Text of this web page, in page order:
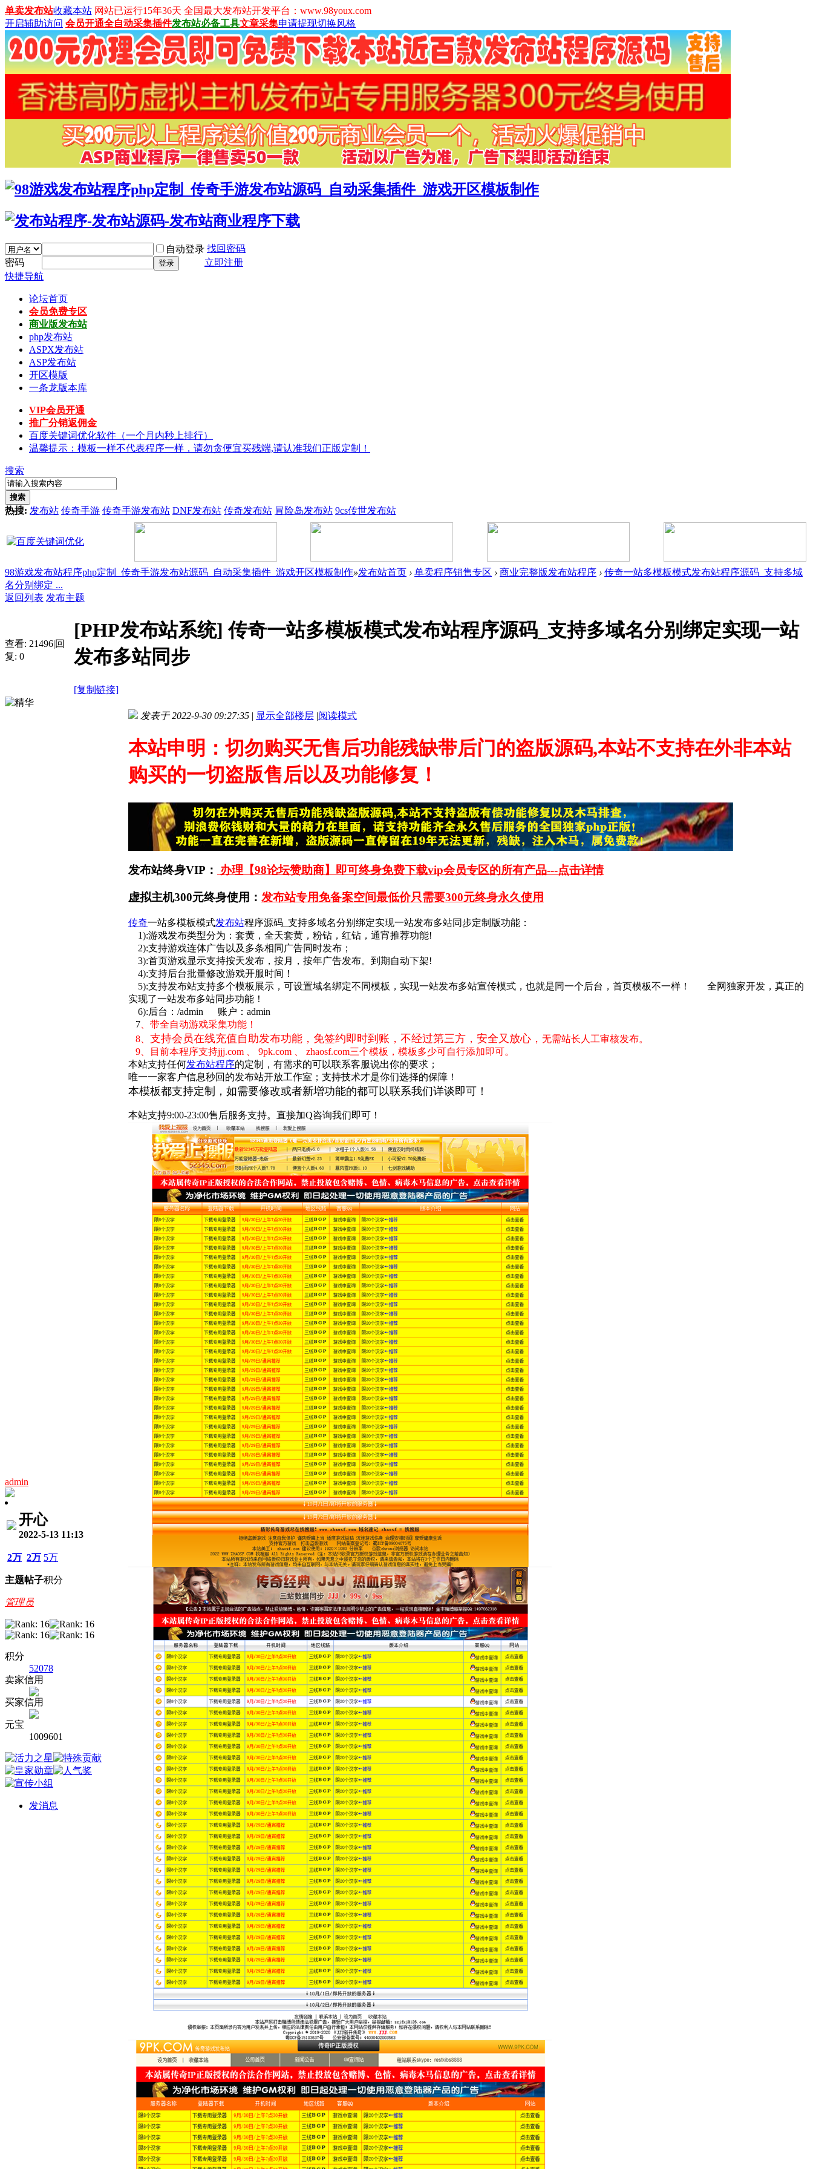
单卖发布站收藏本站 网站已运行15年36天 全国最大发布站开发平台：www.98youx.com
开启辅助访问 会员开通全自动采集插件发布站必备工具文章采集申请提现切换风格
自动登录 找回密码
密码
登录
立即注册
快捷导航
论坛首页
会员免费专区
商业版发布站
php发布站
ASPX发布站
ASP发布站
开区模版
一条龙版本库
VIP会员开通
推广分销返佣金
百度关键词优化软件（一个月内秒上排行）
温馨提示：模板一样不代表程序一样，请勿贪便宜买残端,请认准我们正版定制！
搜索
搜索
热搜: 发布站 传奇手游 传奇手游发布站 DNF发布站 传奇发布站 冒险岛发布站 9cs传世发布站
98游戏发布站程序php定制_传奇手游发布站源码_自动采集插件_游戏开区模板制作»发布站首页 › 单卖程序销售专区 › 商业完整版发布站程序 › 传奇一站多模板模式发布站程序源码_支持多域
名分别绑定 ...
返回列表 发布主题
查看: 21496|回
复: 0
[PHP发布站系统]传奇一站多模板模式发布站程序源码_支持多域名分别绑定实现一站
发布多站同步
[复制链接]
admin
开心
2022-5-13 11:13
2万
主题
2万
帖子
5万
积分
管理员
积分
52078
卖家信用
买家信用
元宝
1009601
发消息
发表于 2022-9-30 09:27:35 | 显示全部楼层 |阅读模式
本站申明：切勿购买无售后功能残缺带后门的盗版源码,本站不支持在外非本站
购买的一切盗版售后以及功能修复！
发布站终身VIP： 办理【98论坛赞助商】即可终身免费下载vip会员专区的所有产品---点击详情
虚拟主机300元终身使用： 发布站专用免备案空间最低价只需要300元终身永久使用
传奇一站多模板模式发布站程序源码_支持多域名分别绑定实现一站发布多站同步定制版功能：
1):游戏发布类型分为：套黄，全天套黄，粉钻，红钻，通宵推荐功能!
2):支持游戏连体广告以及多条相同广告同时发布；
3):首页游戏显示支持按天发布，按月，按年广告发布。到期自动下架!
4):支持后台批量修改游戏开服时间！
5):支持发布站支持多个模板展示，可设置域名绑定不同模板，实现一站发布多站宣传模式，也就是同一个后台，首页模板不一样 ！
全网独家开发，真正的
实现了一站发布多站同步功能！
6):后台：/admin 账户：admin
7 、带全自动游戏采集功能！
8、 支持会员在线充值自助发布功能，免签约即时到账，不经过第三方，安全又放心， 无需站长人工审核发布。
9、目前本程序支持jjj.com 、 9pk.com 、 zhaosf.com三个模板，模板多少可自行添加即可。
本站支持任何发布站程序的定制，有需求的可以联系客服说出你的要求；
唯一一家客户信息秒回的发布站开放工作室；支持技术才是你们选择的保障！
本模板都支持定制，如需要修改或者新增功能的都可以联系我们详谈即可！
本站支持9:00-23:00售后服务支持。直接加Q咨询我们即可！